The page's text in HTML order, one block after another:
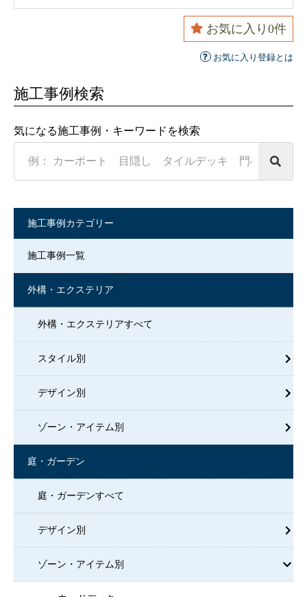
お気に入り 0件
お気に入り登録とは
施工事例検索
気になる施工事例・キーワードを検索
Search
https://www.souensha.co.jp/
施工事例カテゴリー
施工事例一覧
外構・エクステリア
外構・エクステリアすべて
スタイル別
デザイン別
ゾーン・アイテム別
庭・ガーデン
庭・ガーデンすべて
デザイン別
ゾーン・アイテム別